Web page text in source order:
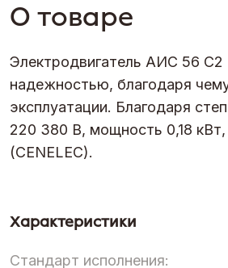
О товаре
Электродвигатель АИС 56 С2
надежностью, благодаря
эксплуатации. Благодаря
220 380 В, мощность 0,18
(CENELEC).
Характеристики
Стандарт исполнения: